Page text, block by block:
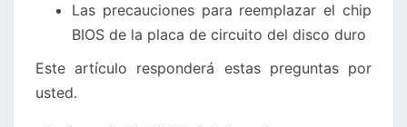
Las precauciones para reemplazar el chip
BIOS de la placa de circuito del disco duro
Este artículo responderá estas preguntas por
usted.